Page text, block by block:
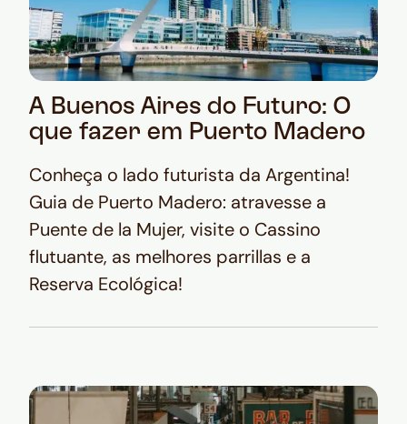
A Buenos Aires do Futuro: O
que fazer em Puerto Madero
Conheça o lado futurista da Argentina!
Guia de Puerto Madero: atravesse a
Puente de la Mujer, visite o Cassino
flutuante, as melhores parrillas e a
Reserva Ecológica!